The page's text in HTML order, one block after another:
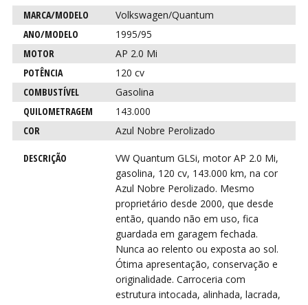
Característica
Descrição
para este
carro
MARCA/MODELO
Volkswagen/Quantum
ANO/MODELO
1995/95
MOTOR
AP 2.0 Mi
POTÊNCIA
120 cv
COMBUSTÍVEL
Gasolina
QUILOMETRAGEM
143.000
COR
Azul Nobre Perolizado
DESCRIÇÃO
VW Quantum GLSi, motor AP 2.0 Mi,
gasolina, 120 cv, 143.000 km, na cor
Azul Nobre Perolizado. Mesmo
proprietário desde 2000, que desde
então, quando não em uso, fica
guardada em garagem fechada.
Nunca ao relento ou exposta ao sol.
Ótima apresentação, conservação e
originalidade. Carroceria com
estrutura intocada, alinhada, lacrada,